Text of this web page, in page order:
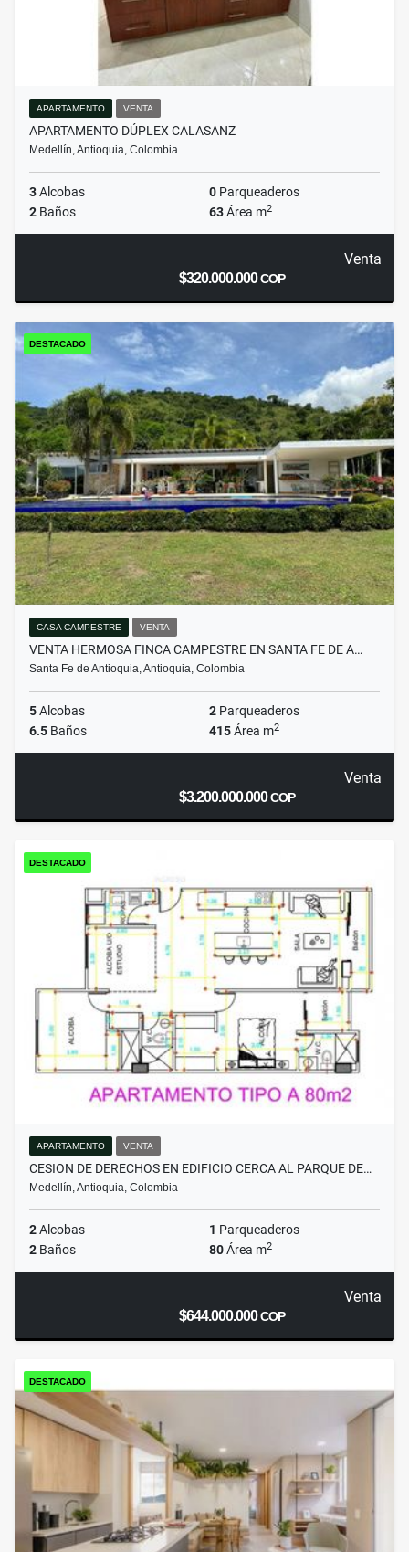
APARTAMENTO VENTA
APARTAMENTO DÚPLEX CALASANZ
Medellín, Antioquia, Colombia
3Alcobas 0 Parqueaderos
2 Baños 63Área m2
Venta
$320.000.000COP
DESTACADO
CASA CAMPESTRE VENTA
VENTA HERMOSA FINCA CAMPESTRE EN SANTA FE DE A…
Santa Fe de Antioquia, Antioquia, Colombia
5Alcobas 2 Parqueaderos
6.5 Baños 415Área m2
Venta
$3.200.000.000COP
DESTACADO
APARTAMENTO VENTA
CESION DE DERECHOS EN EDIFICIO CERCA AL PARQUE DE…
Medellín, Antioquia, Colombia
2Alcobas 1 Parqueaderos
2 Baños 80Área m2
Venta
$644.000.000COP
DESTACADO